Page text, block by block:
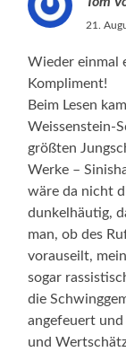
21.
Wieder einmal
Kompliment!
Beim Lesen
Weissenstein-
größten
Werke –
wäre da nicht
dunkelhäutig,
man, ob des
vorauseilt,
sogar
die
angefeuert
und